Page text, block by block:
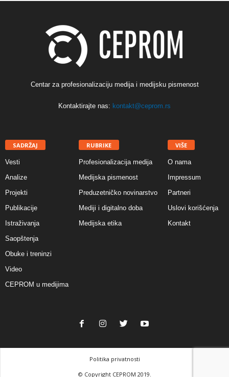
Centar za profesionalizaciju medija i medijsku pismenost
Kontaktirajte nas: kontakt@ceprom.rs
SADRŽAJ
Vesti
Analize
Projekti
Publikacije
Istraživanja
Saopštenja
Obuke i treninzi
Video
CEPROM u medijima
RUBRIKE
Profesionalizacija medija
Medijska pismenost
Preduzetničko novinarstvo
Mediji i digitalno doba
Medijska etika
VIŠE
O nama
Impressum
Partneri
Uslovi korišćenja
Kontakt
Politika privatnosti
© Copyright CEPROM 2019.